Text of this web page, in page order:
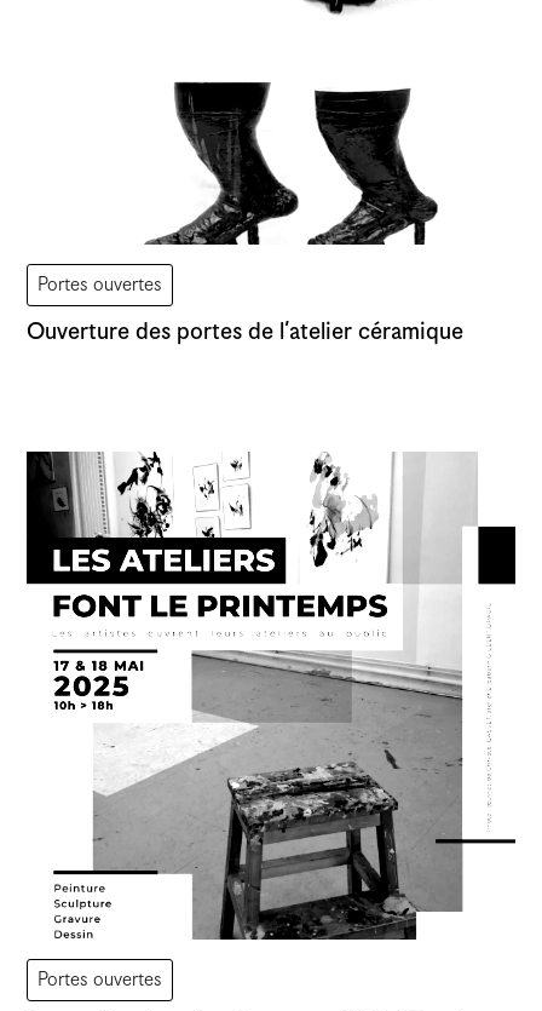
Portes ouvertes
Ouverture des portes de l’atelier céramique
Portes ouvertes